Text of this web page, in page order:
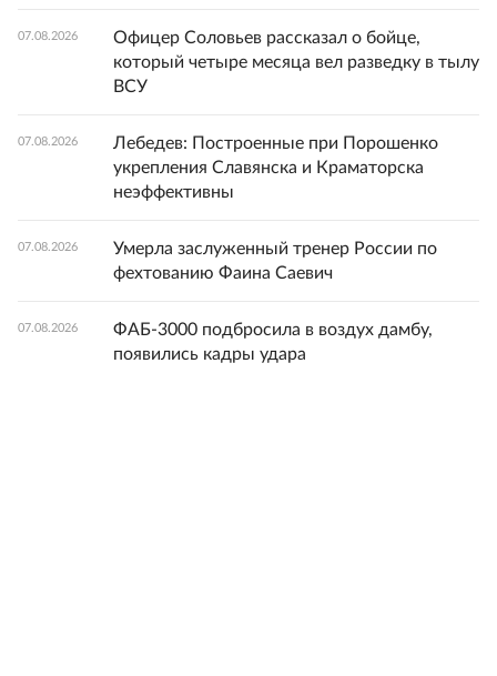
07.08.2026
Офицер Соловьев рассказал о бойце,
который четыре месяца вел разведку в тылу
ВСУ
07.08.2026
Лебедев: Построенные при Порошенко
укрепления Славянска и Краматорска
неэффективны
07.08.2026
Умерла заслуженный тренер России по
фехтованию Фаина Саевич
07.08.2026
ФАБ-3000 подбросила в воздух дамбу,
появились кадры удара